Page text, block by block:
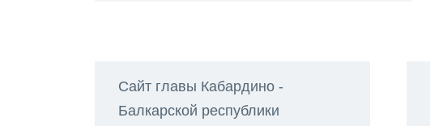
Сайт главы Кабардино -
Балкарской республики